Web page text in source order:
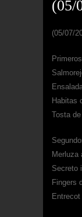
(05/
(05/07/
Primeros
Habitas
Tosta
Merluza
Secreto
Fingers